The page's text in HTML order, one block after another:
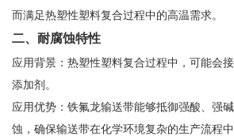
而满足热塑性塑料复合过程中的高温需求。
二、耐腐蚀特性
应用背景：热塑性塑料复合过程中，可能会
添加剂。
应用优势：铁氟龙输送带能够抵御强酸、强
蚀，确保输送带在化学环境复杂的生产流程中